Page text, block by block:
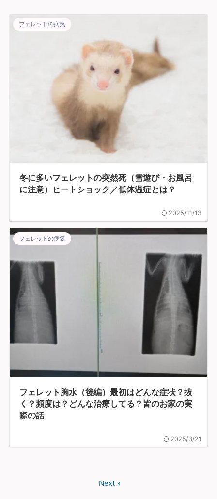
フェレットの病気
冬に多いフェレットの突然死（雪遊び・お風呂
に注意）ヒートショック／低体温症とは？
2025/11/13
フェレットの病気
フェレット胸水（後編）最初はどんな症状？抜
く？頻度は？どんな治療してる？皆のお家の実
際の話
2025/3/21
Next »